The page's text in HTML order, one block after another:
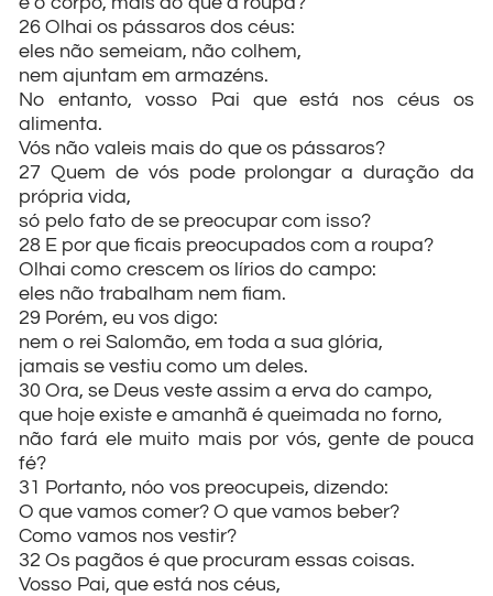
26 Olhai os pássaros dos céus:
eles não semeiam, não colhem,
nem ajuntam em armazéns.
No entanto, vosso Pai que está nos céus os
alimenta.
Vós não valeis mais do que os pássaros?
27 Quem de vós pode prolongar a duração da
própria vida,
só pelo fato de se preocupar com isso?
28 E por que ficais preocupados com a roupa?
Olhai como crescem os lírios do campo:
eles não trabalham nem fiam.
29 Porém, eu vos digo:
nem o rei Salomão, em toda a sua glória,
jamais se vestiu como um deles.
30 Ora, se Deus veste assim a erva do campo,
que hoje existe e amanhã é queimada no forno,
não fará ele muito mais por vós, gente de pouca
fé?
31 Portanto, nóo vos preocupeis, dizendo:
O que vamos comer? O que vamos beber?
Como vamos nos vestir?
32 Os pagãos é que procuram essas coisas.
Vosso Pai, que está nos céus,